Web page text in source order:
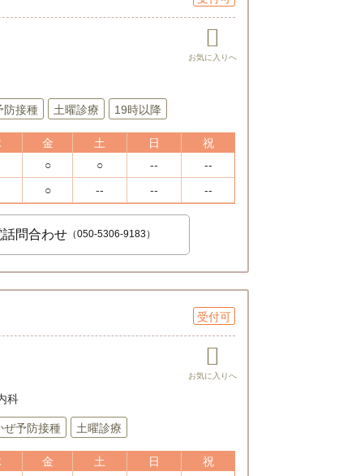
防接種 土曜診療 19時以降
金 土 日
祝
○ ○ --
--
○ -- -- --
話問合わせ （050-5306-9183）
受付可
科
ぜ予防接種 土曜診療
金 土 日
祝